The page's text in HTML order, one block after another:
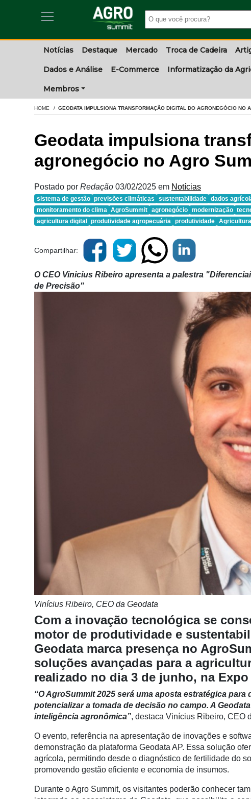
Agricultura
Precisão
Automação
Conectividade
Commerce
Informatização
Notícias Destaque Mercado Troca de Cadeira
Dados e Análise E-Commerce Informatização da
Membros
HOME GEODATA IMPULSIONA TRANSFORMAÇÃO DIGITAL DO AGRONEGÓCIO NO
Geodata impulsiona
agronegócio no Agro
Postado por Redação 03/02/2025 em Notícias
sistema de gestão previsões climáticas sustentabilidade dados
monitoramento do clima AgroSummit agronegócio modernização
agricultura digital
produtividade agropecuária produtividade
Compartilhar:
O CEO Vinicius Ribeiro apresenta a palestra
de Precisão"
Vinícius Ribeiro, CEO da Geodata
Com a inovação tecnológica se
motor de produtividade e
Geodata marca presença no
soluções avançadas para a
realizado no dia 3 de junho, na Expo
“O AgroSummit 2025 será uma aposta estratégica
potencializar a tomada de decisão no campo. A
inteligência agronômica”, destaca Vinícius Ribeiro, CEO
O evento, referência na apresentação de inovações e
demonstração da plataforma Geodata AP. Essa solução
agrícola, permitindo desde o diagnóstico de fertilidade do
promovendo gestão eficiente e economia de insumos.
Durante o Agro Summit, os visitantes poderão conhecer